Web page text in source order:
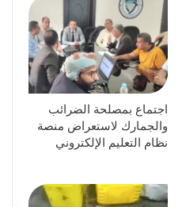
اجتماع بمصلحة الضرائب
والجمارك لاستعراض منصة
نظام التعليم الإلكتروني